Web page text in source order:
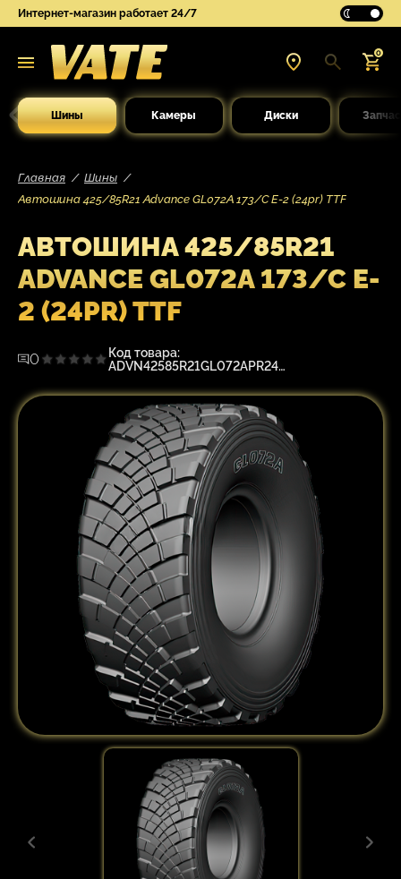
Интернет-магазин работает 24/7
0
Шины Камеры Диски
Главная
Шины
Автошина 425/85R21 Advance GL072A 173/C E-2 (24pr) TTF
АВТОШИНА 425/85R21
ADVANCE GL072A 173/C E-
2 (24PR) TTF
0
Код товара:
ADVN42585R21GL072APR24TTF